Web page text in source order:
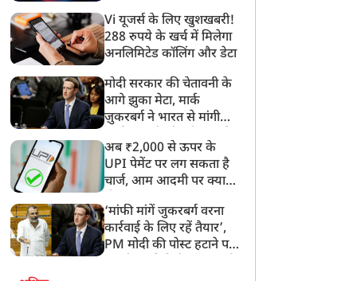
GEN-Z के समर्थन में RSS
चीफ मोहन भागवत, बोले-
देशविरोधी नहीं, उनकी
सही
‘भाई तो बहुत बने, सब छोड़कर
चले गए लेकिन…’, BSP
विधायक उमाशंकर सिंह के
निधन पर भावुक हुईं मायावती,
Video
गया
Vi यूजर्स के लिए खुशखबरी!
288 रुपये के खर्च में मिलेगा
अनलिमिटेड कॉलिंग और डेटा
मोदी सरकार की चेतावनी के
आगे झुका मेटा, मार्क
ज़ुकरबर्ग ने भारत से मांगी
अब ₹2,000 से ऊपर के
UPI पेमेंट पर लग सकता है
चार्ज, आम आदमी पर क्या
‘मांफी मांगें जुकरबर्ग वरना
कार्रवाई के लिए रहें तैयार’,
PM मोदी की पोस्ट हटाने पर